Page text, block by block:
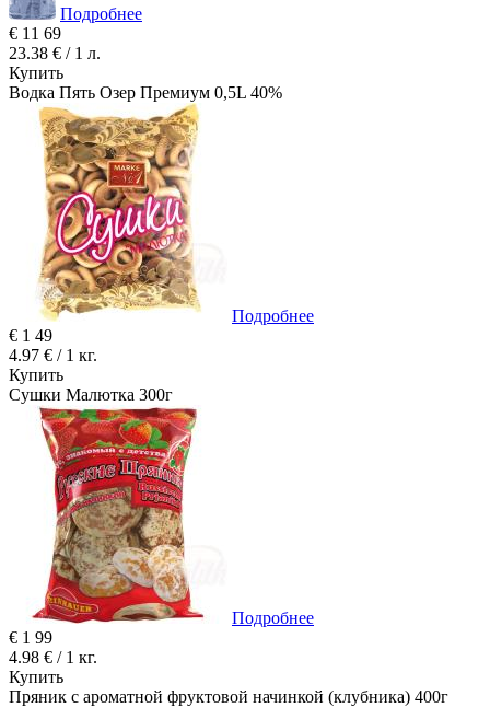
Подробнее
€ 11 69
23.38 € / 1 л.
Купить
Водка Пять Озер Премиум 0,5L 40%
Подробнее
€ 1 49
4.97 € / 1 кг.
Купить
Сушки Малютка 300г
Подробнее
€ 1 99
4.98 € / 1 кг.
Купить
Пряник с ароматной фруктовой начинкой (клубника) 400г